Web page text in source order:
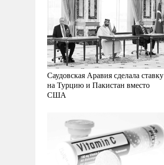
Саудовская Аравия сделала ставку
на Турцию и Пакистан вместо
США